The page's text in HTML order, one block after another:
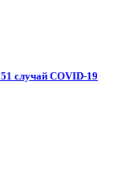
случай COVID-19